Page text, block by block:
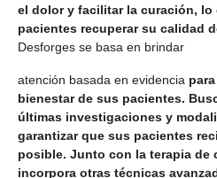
el dolor y facilitar la curación, lo
pacientes recuperar su calidad
Desforges se basa en brindar
atención basada en evidencia
bienestar de sus pacientes.
últimas investigaciones y
garantizar que sus pacientes
posible. Junto con la terapia de
incorpora otras técnicas